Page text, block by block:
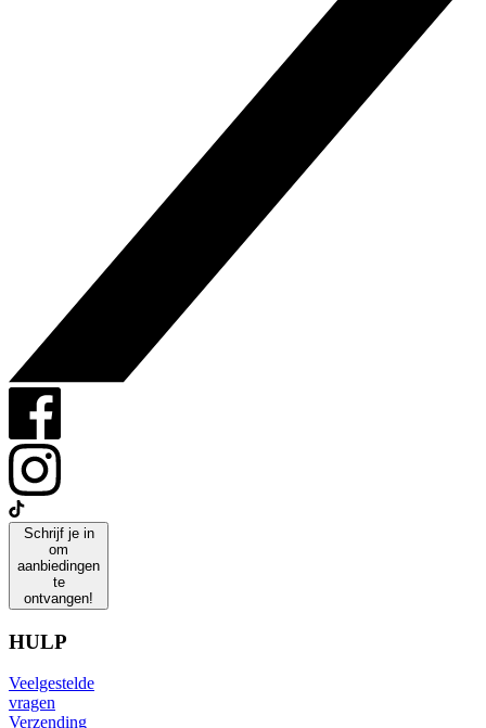
Schrijf je in
om
aanbiedingen
te
ontvangen!
HULP
Veelgestelde
vragen
Verzending